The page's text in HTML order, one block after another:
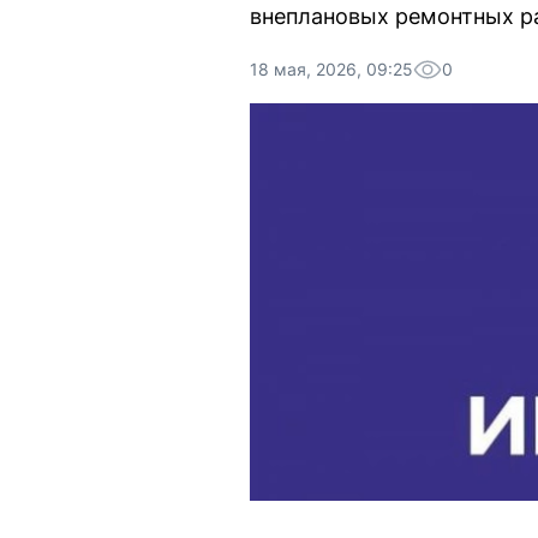
внеплановых ремонтных
18 мая, 2026, 09:25 0